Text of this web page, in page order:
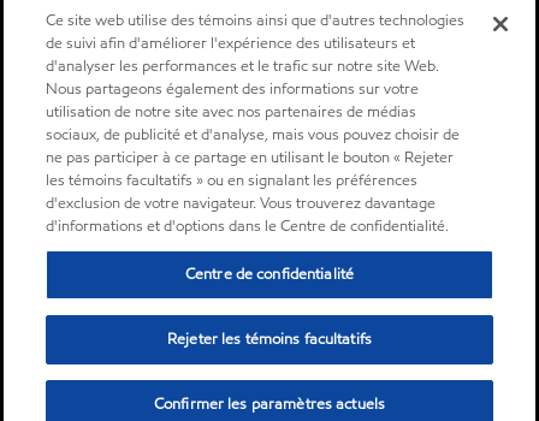
Ce site web utilise des témoins ainsi que d'autres technologies
de suivi afin d'améliorer l'expérience des utilisateurs et
d'analyser les performances et le trafic sur notre site Web.
Nous partageons également des informations sur votre
utilisation de notre site avec nos partenaires de médias
sociaux, de publicité et d'analyse, mais vous pouvez choisir de
ne pas participer à ce partage en utilisant le bouton « Rejeter
les témoins facultatifs » ou en signalant les préférences
d'exclusion de votre navigateur. Vous trouverez davantage
d'informations et d'options dans le Centre de confidentialité.
Centre de confidentialité
Rejeter les témoins facultatifs
Confirmer les paramètres actuels